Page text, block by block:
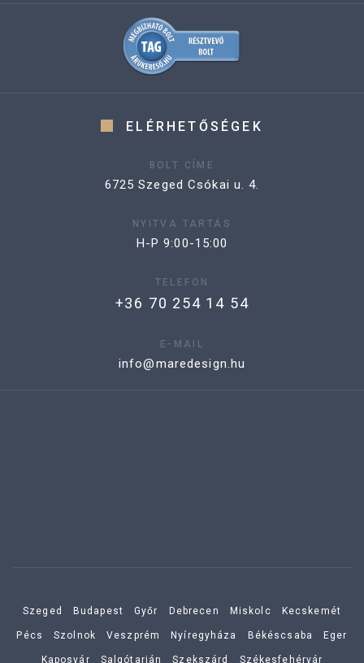
ELÉRHETŐSÉGEK
BOLT CÍME
6725 Szeged Csókai u. 4.
NYITVA TARTÁS
H-P 9:00-15:00
TELEFON
+36 70 254 14 54
E-MAIL
info@maredesign.hu
Szeged Budapest Győr Debrecen Miskolc Kecskemét
Pécs Szolnok Veszprém Nyíregyháza Békéscsaba Eger
Kaposvár Salgótarján Szekszárd Székesfehérvár